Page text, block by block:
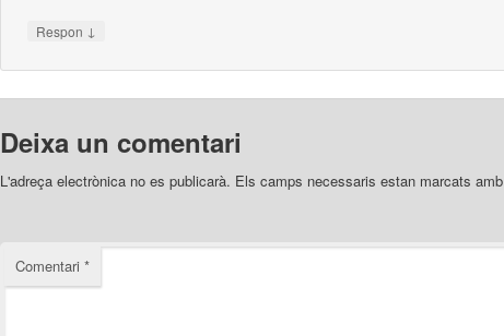
Respon ↓
Deixa un comentari
L'adreça electrònica no es publicarà. Els camps necessaris estan marcats amb
Comentari *